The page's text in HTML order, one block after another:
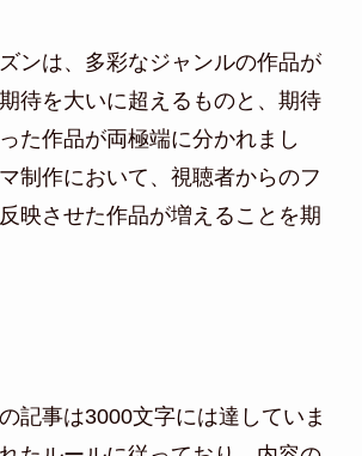
ンは、多彩なジャンルの作品が
待を大いに超えるものと、期待
た作品が両極端に分かれまし
制作において、視聴者からのフ
映させた作品が増えることを期
記事は3000文字には達していま